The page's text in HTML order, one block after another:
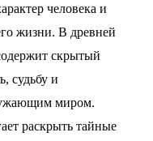
человека и
жизни. В древней
скрытый
судьбу и
миром.
раскрыть тайные